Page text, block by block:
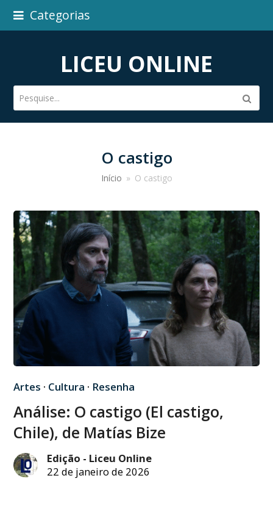
Categorias
LICEU ONLINE
Pesquise...
O castigo
Início » O castigo
Artes · Cultura · Resenha
Análise: O castigo (El castigo,
Chile), de Matías Bize
Edição - Liceu Online
22 de janeiro de 2026